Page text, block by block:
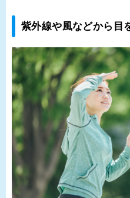
紫外線や風などから目